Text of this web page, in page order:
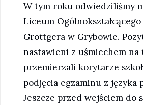
W tym roku odwiedziliśmy
Liceum
Grottgera w Grybowie.
nastawieni z uśmiechem na
przemierzali korytarze
podjęcia egzaminu z języka
Jeszcze przed wejściem do